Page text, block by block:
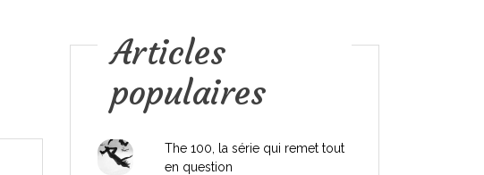
Articles
populaires
The 100, la série qui remet tout
en question